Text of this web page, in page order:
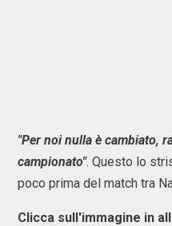
"Per noi nulla è cambiato,
campionato". Questo lo
poco prima del match tra
Clicca sull'immagine in